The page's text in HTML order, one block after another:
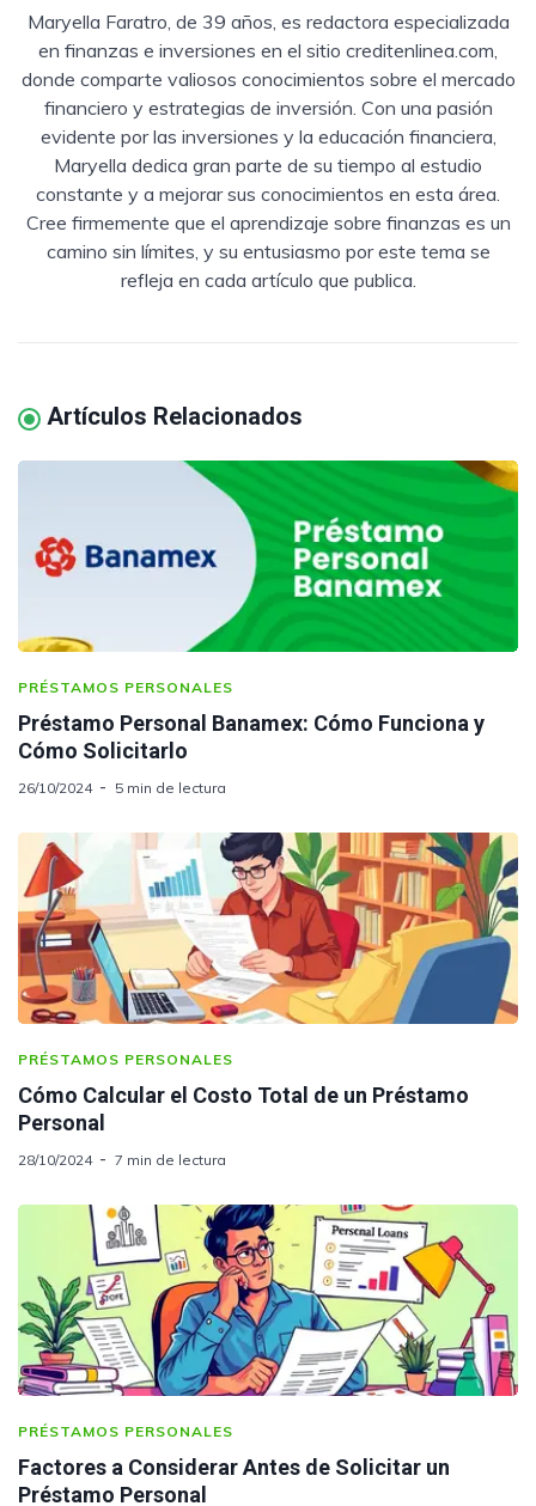
Maryella Faratro, de 39 años, es redactora especializada
en finanzas e inversiones en el sitio creditenlinea.com,
donde comparte valiosos conocimientos sobre el mercado
financiero y estrategias de inversión. Con una pasión
evidente por las inversiones y la educación financiera,
Maryella dedica gran parte de su tiempo al estudio
constante y a mejorar sus conocimientos en esta área.
Cree firmemente que el aprendizaje sobre finanzas es un
camino sin límites, y su entusiasmo por este tema se
refleja en cada artículo que publica.
Artículos Relacionados
PRÉSTAMOS PERSONALES
Préstamo Personal Banamex: Cómo Funciona y
Cómo Solicitarlo
26/10/2024 5 min de lectura
PRÉSTAMOS PERSONALES
Cómo Calcular el Costo Total de un Préstamo
Personal
28/10/2024 7 min de lectura
PRÉSTAMOS PERSONALES
Factores a Considerar Antes de Solicitar un
Préstamo Personal